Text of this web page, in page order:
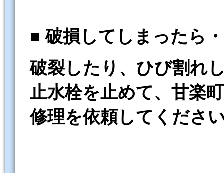
■ 破損してしまったら
破裂したり、ひび割れ
止水栓を止めて、甘楽
修理を依頼してくださ